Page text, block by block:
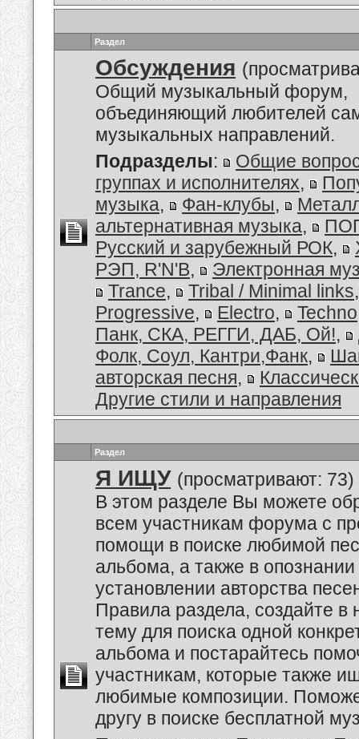
Раздел
Обсуждения
Общий музыкальный форум,
объединяющий любителей
музыкальных направлений.
Подразделы:
Общие
группах и исполнителях,
музыка, Фан-клубы,
альтернативная музыка,
Русский и зарубежный РОК,
РЭП, R'N'B,
Электронная
Trance, Tribal / Minimal links
Progressive, Electro, Techno
Панк, СКА, РЕГГИ, ДАБ, Ой!,
Фолк, Соул, Кантри,Фанк,
авторская песня,
Другие стили и направления
Раздел
Я ИЩУ (просматривают: 73)
В этом разделе Вы можете
всем участникам форума с
помощи в поиске любимой
альбома, а также в опознании
установлении авторства
Правила раздела, создайте в
тему для поиска одной
альбома и постарайтесь
участникам, которые также
любимые композиции.
другу в поиске бесплатной